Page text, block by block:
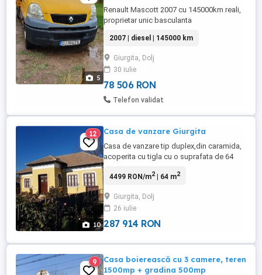
5
Renault Mascott 2007 cu 145000km reali,
proprietar unic basculanta
2007 | diesel | 145000 km
Giurgita, Dolj
30 iulie
78 506 RON
Telefon validat
10
12 Casa de vanzare Giurgita
Casa de vanzare tip duplex,din caramida,
acoperita cu tigla cu o suprafata de 64
gara Portaresti. Casa e alcatuita din 2
pivnita.In curtea casei exista vie ,pomi
fructiferi si teren arabil. Casa este
renovata complet atat in ...
4499 RON/m2| 64 m2
Giurgita, Dolj
26 iulie
287 914 RON
9
Casa boierească cu 3 camere, teren
1500mp + gradina 500mp